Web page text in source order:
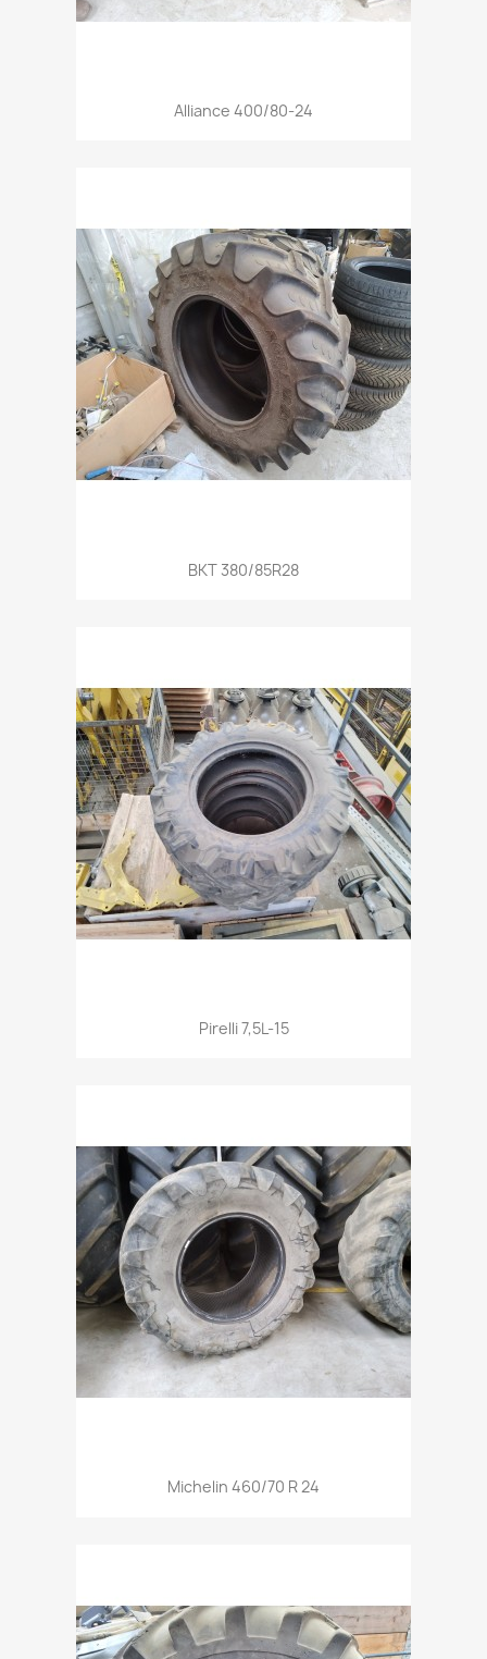
Aperçu rapide
Alliance 400/80-24
Aperçu rapide
BKT 380/85R28
Aperçu rapide
Pirelli 7,5L-15
Aperçu rapide
Michelin 460/70 R 24